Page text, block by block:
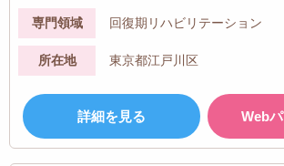
専門領域 回復期リハビリテーション
所在地 東京都江戸川区
詳細を見る Web